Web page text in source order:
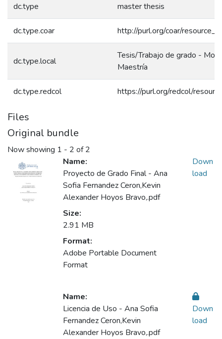
dc.type master thesis
dc.type.coar http://purl.org/coar/
dc.type.local
Tesis/Trabajo de grado -
Maestría
dc.type.redcol https://purl.org/redcol/
Files
Original bundle
Now showing 1 - 2 of 2
Name:
Proyecto de Grado Final - Ana
Sofia Fernandez Ceron,Kevin
Alexander Hoyos Bravo,.pdf
Size:
2.91 MB
Format:
Adobe Portable Document
Format
Down
load
Name:
Licencia de Uso - Ana Sofia
Fernandez Ceron,Kevin
Alexander Hoyos Bravo,.pdf
Down
load